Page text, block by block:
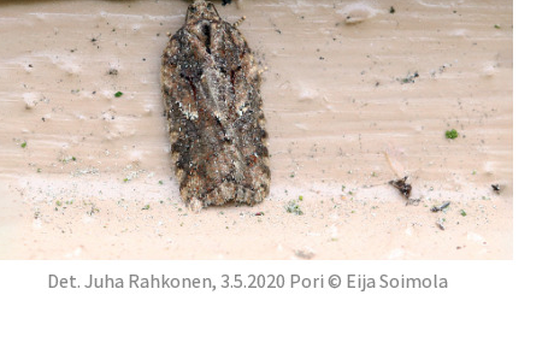
Det. Juha Rahkonen, 3.5.2020 Pori © Eija Soimola